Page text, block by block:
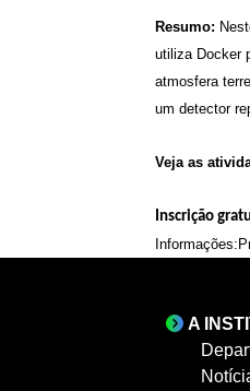
Resumo:
utiliza Docker
atmosfera
um detector
Veja as
Inscrição
Informações:
A